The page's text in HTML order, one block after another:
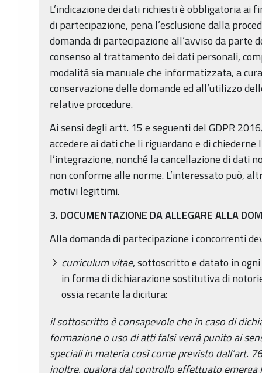
L’indicazione dei dati richiesti è obbligatoria ai
di partecipazione, pena l’esclusione dalla
domanda di partecipazione all’avviso da parte
consenso al trattamento dei dati personali,
modalità sia manuale che informatizzata, a
conservazione delle domande ed all’utilizzo
relative procedure.
Ai sensi degli artt. 15 e seguenti del GDPR
accedere ai dati che li riguardano e di
l’integrazione, nonché la cancellazione di dati
non conforme alle norme. L’interessato può,
motivi legittimi.
3. DOCUMENTAZIONE DA ALLEGARE ALLA
Alla domanda di partecipazione i concorrenti
curriculum vitae, sottoscritto e datato in
in forma di dichiarazione sostitutiva di
ossia recante la dicitura:
il sottoscritto è consapevole che in caso di
formazione o uso di atti falsi verrà punito ai
speciali in materia così come previsto dall’art.
inoltre, qualora dal controllo effettuato